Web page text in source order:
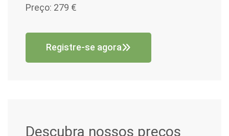
Preço: 279 €
Registre-se agora
Descubra nossos preços